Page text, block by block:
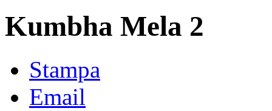
Kumbha Mela 2
Stampa
Email